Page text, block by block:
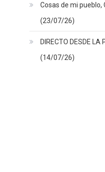
Cosas de mi pueblo,
(23/07/26)
DIRECTO DESDE LA
(14/07/26)